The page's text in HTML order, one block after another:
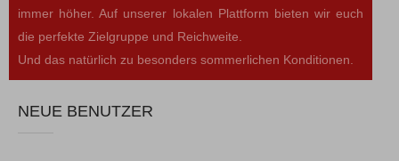
immer höher. Auf unserer lokalen Plattform bieten wir euch
die perfekte Zielgruppe und Reichweite.
Und das natürlich zu besonders sommerlichen Konditionen.
NEUE BENUTZER